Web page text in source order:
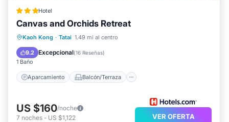
Hotel
Canvas and Orchids Retreat
Kaoh Kong · Tatai 1.49 mi al centro
9.2 Excepcional(16 Reseñas)
1 Baño
Aparcamiento Balcón/Terraza
Aparcamiento
Balcón/Terraza
Vistas
Apto para niños
US $160/noche
7 noches - US $1,122 VER OFERTA